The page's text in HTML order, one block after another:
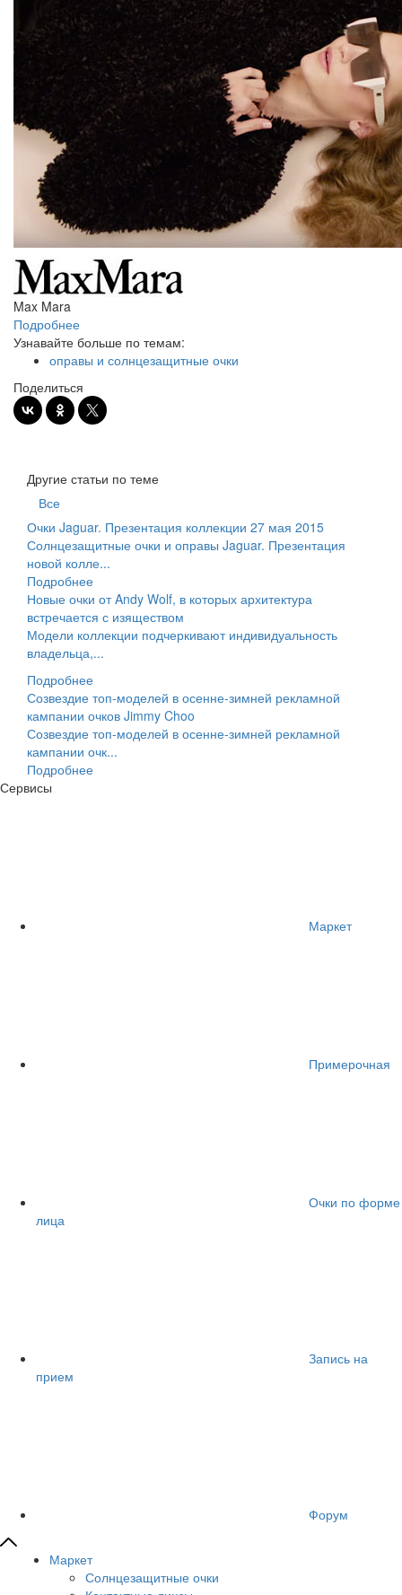
Max Mara
Подробнее
Узнавайте больше по темам:
оправы и солнцезащитные очки
Поделиться
Другие статьи по теме
Все
Очки Jaguar. Презентация коллекции 27 мая 2015
Солнцезащитные очки и оправы Jaguar. Презентация
новой колле...
Подробнее
Новые очки от Andy Wolf, в которых архитектура
встречается с изяществом
Модели коллекции подчеркивают индивидуальность
владельца,...
Подробнее
Созвездие топ-моделей в осенне-зимней рекламной
кампании очков Jimmy Choo
Созвездие топ-моделей в осенне-зимней рекламной
кампании очк...
Подробнее
Сервисы
Маркет
Примерочная
Очки по форме
лица
Запись на
прием
Форум
Маркет
Солнцезащитные очки